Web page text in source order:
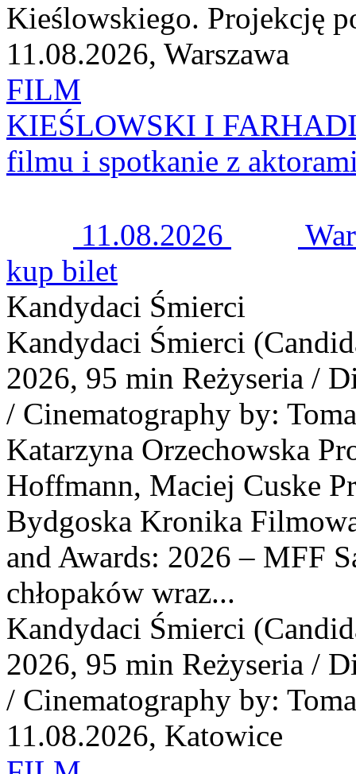
Kieślowskiego. Projekcję
11.08.2026, Warszawa
FILM
KIEŚLOWSKI I FARHADI
filmu i spotkanie z
11.08.2026
kup bilet
Kandydaci Śmierci
Kandydaci Śmierci
2026, 95 min Reżyseria /
/ Cinematography by:
Katarzyna Orzechowska
Hoffmann, Maciej Cuske
Bydgoska Kronika
and Awards: 2026 – MFF
chłopaków wraz...
Kandydaci Śmierci
2026, 95 min Reżyseria /
/ Cinematography by:
11.08.2026, Katowice